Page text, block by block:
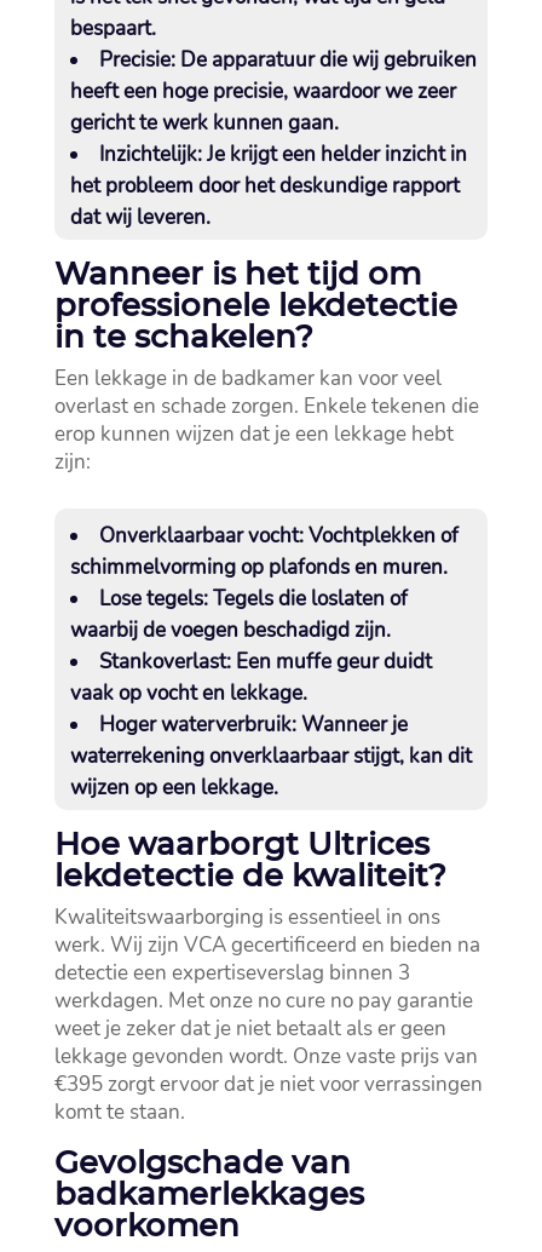
bespaart.​
Precisie:De apparatuur die wij gebruiken
heeft een hoge precisie, waardoor we zeer
gericht te werk kunnen gaan.​
Inzichtelijk:Je krijgt een helder inzicht in
het probleem door het deskundige rapport
dat wij leveren.​
Wanneer is het tijd om
professionele lekdetectie
in te schakelen?
Een lekkage in de badkamer kan voor veel
overlast en schade zorgen.​ Enkele tekenen die
erop kunnen wijzen dat je een lekkage hebt
zijn:
Onverklaarbaar vocht:Vochtplekken of
schimmelvorming op plafonds en muren.​
Lose tegels:Tegels die loslaten of
waarbij de voegen beschadigd zijn.​
Stankoverlast:Een muffe geur duidt
vaak op vocht en lekkage.​
Hoger waterverbruik:Wanneer je
waterrekening onverklaarbaar stijgt, kan dit
wijzen op een lekkage.​
Hoe waarborgt Ultrices
lekdetectie de kwaliteit?
Kwaliteitswaarborging is essentieel in ons
werk.​ Wij zijn VCA gecertificeerd en bieden na
detectie een expertiseverslag binnen 3
werkdagen.​ Met onze no cure no pay garantie
weet je zeker dat je niet betaalt als er geen
lekkage gevonden wordt.​ Onze vaste prijs van
€395 zorgt ervoor dat je niet voor verrassingen
komt te staan.​
Gevolgschade van
badkamerlekkages
voorkomen